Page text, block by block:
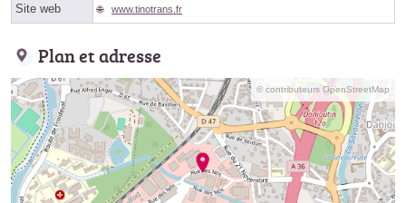
Site web www.tinotrans.fr
Plan et adresse
© contributeurs OpenStreetMap